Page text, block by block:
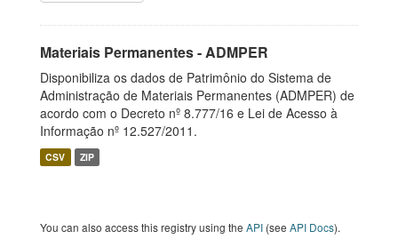
Materiais Permanentes - ADMPER
Disponibiliza os dados de Patrimônio do Sistema de
Administração de Materiais Permanentes (ADMPER) de
acordo com o Decreto nº 8.777/16 e Lei de Acesso à
Informação nº 12.527/2011.
CSV ZIP
You can also access this registry using the API (see API Docs).